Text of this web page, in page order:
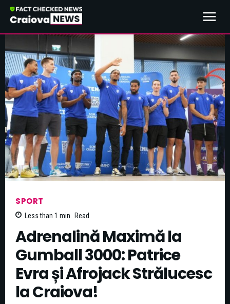
SPORT
Less than 1 min. Read
Adrenalină Maximă la
Gumball 3000: Patrice
Evra și Afrojack Strălucesc
la Craiova!